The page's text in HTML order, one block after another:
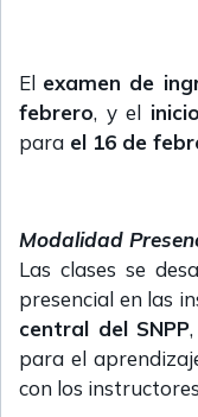
El examen de
febrero, y el
para el 16 de
Modalidad
Las clases se
presencial en las
central del SNPP
para el
con los